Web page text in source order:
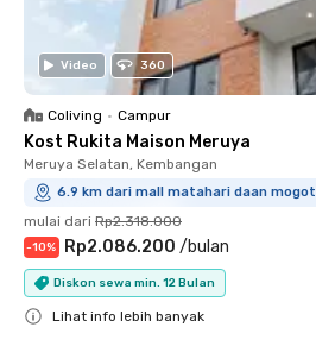
Video 360
Coliving • Campur
Kost Rukita Maison Meruya
Meruya Selatan, Kembangan
6.9 km dari mall matahari daan mogot
mulai dari Rp2.318.000
-10% Rp2.086.200 /bulan
Diskon sewa min. 12 Bulan
Lihat info lebih banyak